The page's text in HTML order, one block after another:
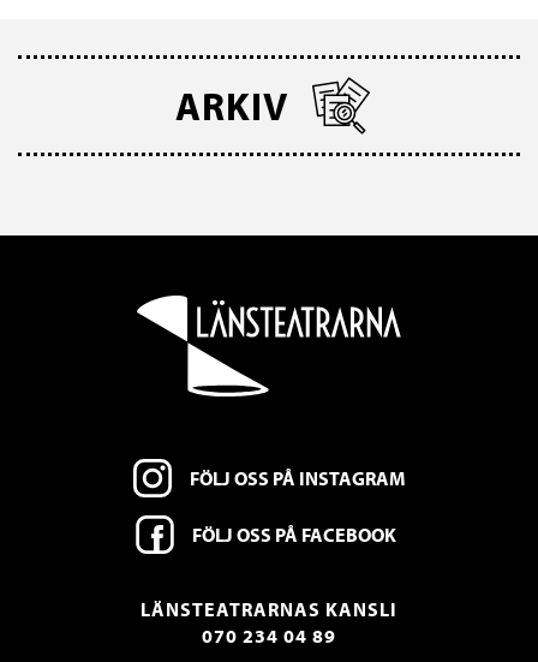
ARKIV
FÖLJ OSS PÅ INSTAGRAM
FÖLJ OSS PÅ FACEBOOK
LÄNSTEATRARNAS KANSLI
070 234 04 89